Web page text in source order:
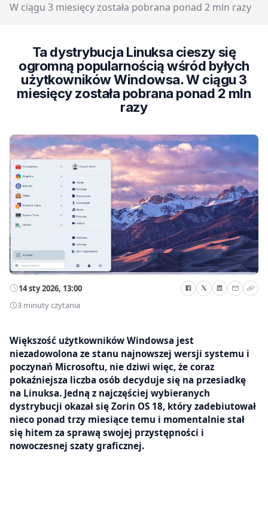
W ciągu 3 miesięcy została pobrana ponad 2 mln razy
Ta dystrybucja Linuksa cieszy się
ogromną popularnością wśród byłych
użytkowników Windowsa. W ciągu 3
miesięcy została pobrana ponad 2 mln
razy
14 sty 2026, 13:00
3 minuty czytania
Większość użytkowników Windowsa jest
niezadowolona ze stanu najnowszej wersji systemu i
poczynań Microsoftu, nie dziwi więc, że coraz
pokaźniejsza liczba osób decyduje się na przesiadkę
na Linuksa. Jedną z najczęściej wybieranych
dystrybucji okazał się Zorin OS 18, który zadebiutował
nieco ponad trzy miesiące temu i momentalnie stał
się hitem za sprawą swojej przystępności i
nowoczesnej szaty graficznej.